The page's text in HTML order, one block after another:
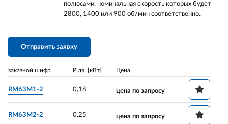
полюсами, номинальная скорость которых будет
2800, 1400 или 900 об/мин соответственно.
Отправить заявку
заказной шифр P дв. [кВт] Цена
RM63M1-2 0,18 цена по запросу
RM63M2-2 0,25 цена по запросу